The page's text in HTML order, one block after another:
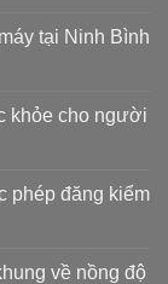
tại Ninh Bình
khỏe cho người
phép đăng kiểm
về nồng độ